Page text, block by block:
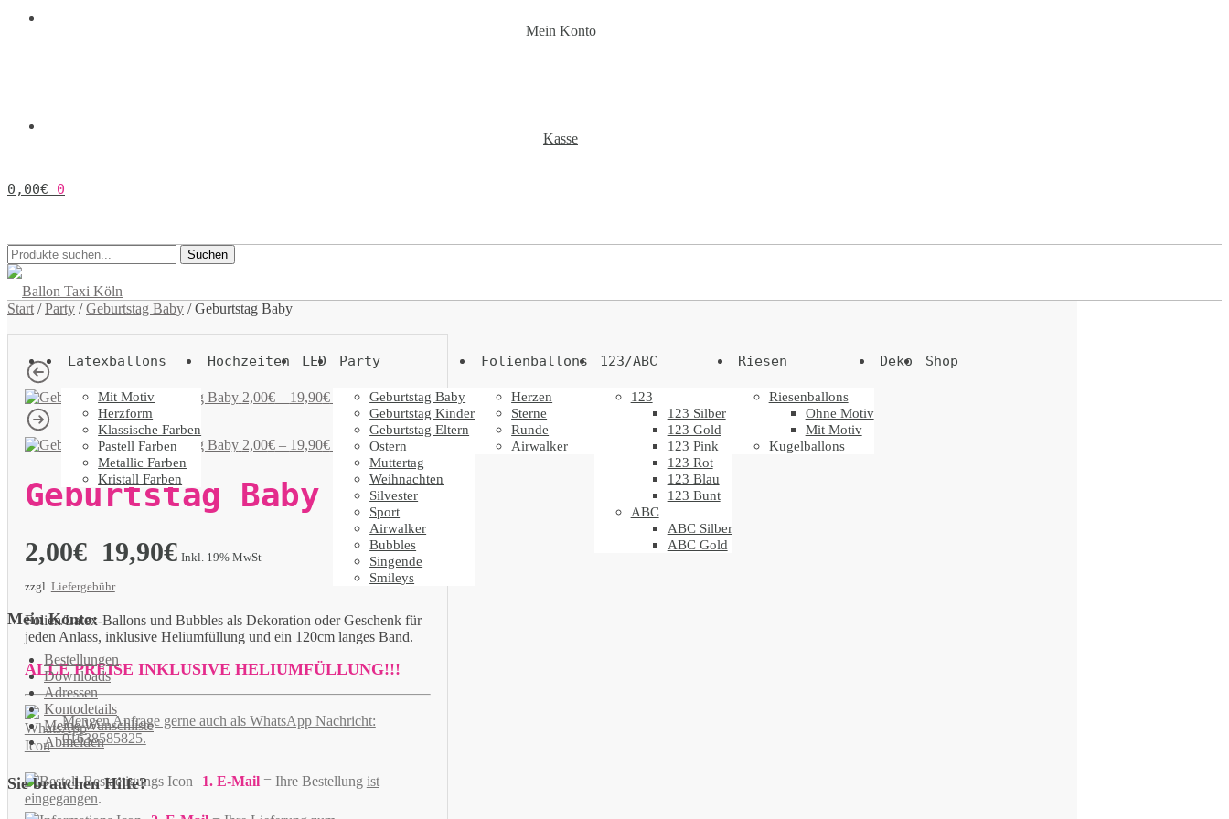
Mein Konto
Kasse
0,00€ 0
Suchen
nach:
Suchen
Latexballons
Mit Motiv
Herzform
Klassische Farben
Pastell Farben
Metallic Farben
Kristall Farben
Hochzeiten LED Party
Geburtstag Baby
Geburtstag Kinder
Geburtstag Eltern
Ostern
Muttertag
Weihnachten
Silvester
Sport
Airwalker
Bubbles
Singende
Smileys
Folienballons
Herzen
Sterne
Runde
Airwalker
123/ABC
123
123 Silber
123 Gold
123 Pink
123 Rot
123 Blau
123 Bunt
ABC
ABC Silber
ABC Gold
Riesen
Riesenballons
Ohne Motiv
Mit Motiv
Kugelballons
Deko Shop
Mein Konto:
Bestellungen
Downloads
Adressen
Kontodetails
Meine Wunschliste
Abmelden
Sie brauchen Hilfe?
Start /Party /Geburtstag Baby /Geburtstag Baby
Geburtstag Baby 2,00€– 19,90€ Inkl. 19% MwSt
Geburtstag Baby 2,00€– 19,90€ Inkl. 19% MwSt
Geburtstag Baby
2,00€– 19,90€ Inkl. 19% MwSt
zzgl. Liefergebühr
Folien/Latex-Ballons und Bubbles als Dekoration oder Geschenk für
jeden Anlass, inklusive Heliumfüllung und ein 120cm langes Band.
ALLE PREISE INKLUSIVE HELIUMFÜLLUNG!!!
Mengen Anfrage gerne auch als WhatsApp Nachricht:
01638585825.
1. E-Mail= Ihre Bestellung ist
eingegangen.